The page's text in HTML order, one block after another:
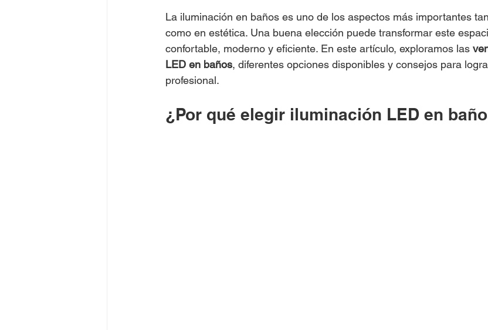
La iluminación en baños es uno de los aspectos más importantes
como en estética. Una buena elección puede transformar este
confortable, moderno y eficiente. En este artículo, exploramos las
LED en baños, diferentes opciones disponibles y consejos para
profesional.
¿Por qué elegir iluminación LED en